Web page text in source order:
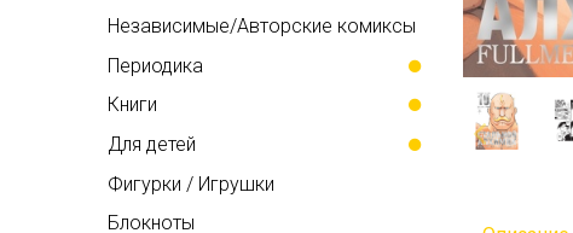
Независимые/Авторские комиксы
Периодика
Книги
Для детей
Фигурки / Игрушки
Блокноты